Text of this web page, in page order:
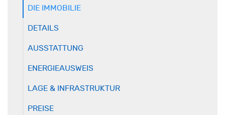
DIE IMMOBILIE
DETAILS
AUSSTATTUNG
ENERGIEAUSWEIS
LAGE & INFRASTRUKTUR
PREISE